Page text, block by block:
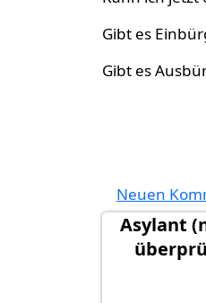
Gibt es
Gibt es
Neuen
Asylant